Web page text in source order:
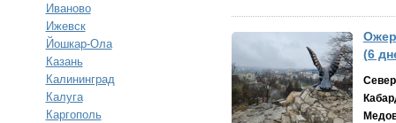
Иваново
Ижевск
Йошкар-Ола
Казань
Калининград
Калуга
Каргополь
(6